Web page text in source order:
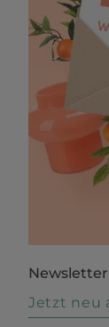
Jetzt neu